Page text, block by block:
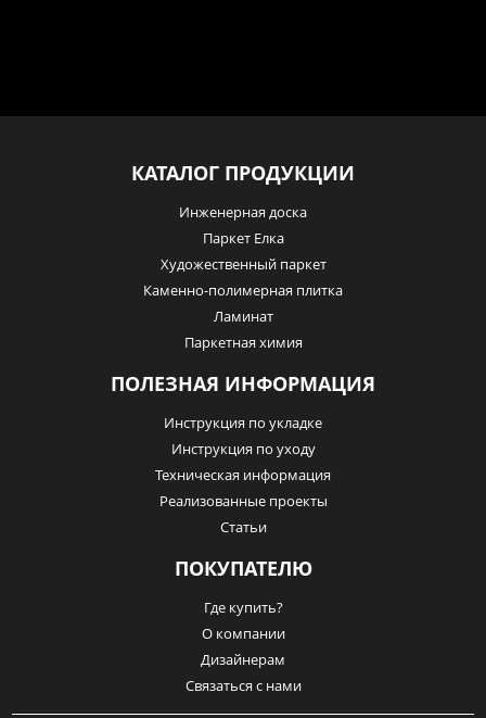
КАТАЛОГ ПРОДУКЦИИ
Инженерная доска
Паркет Елка
Художественный паркет
Каменно-полимерная плитка
Ламинат
Паркетная химия
ПОЛЕЗНАЯ ИНФОРМАЦИЯ
Инструкция по укладке
Инструкция по уходу
Техническая информация
Реализованные проекты
Статьи
ПОКУПАТЕЛЮ
Где купить?
О компании
Дизайнерам
Связаться с нами